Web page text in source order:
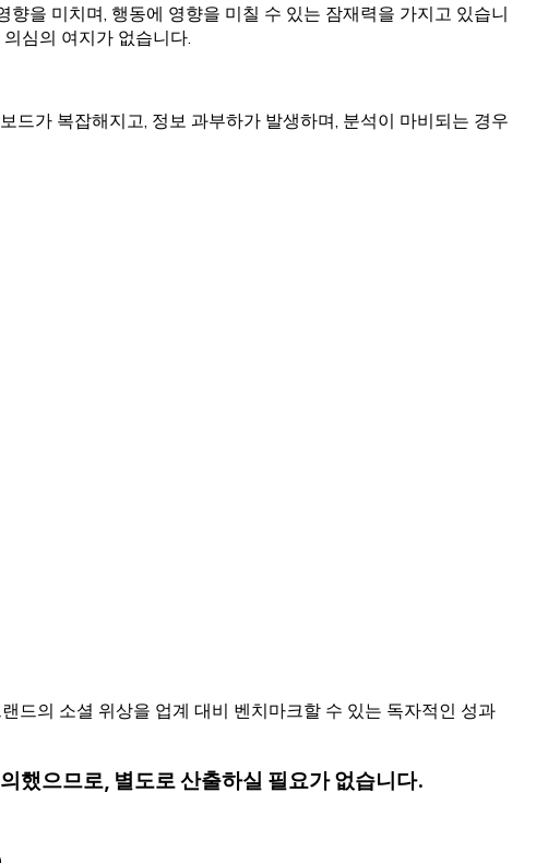
을 미치며, 행동에 영향을 미칠 수 있는 잠재력을 가지고 있습니
심의 여지가 없습니다.
가 복잡해지고, 정보 과부하가 발생하며, 분석이 마비되는 경우
드의 소셜 위상을 업계 대비 벤치마크할 수 있는 독자적인 성과
했으므로, 별도로 산출하실 필요가 없습니다.